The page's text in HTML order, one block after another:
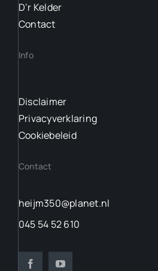
D’r Kelder
Contact
Info
Disclaimer
Privacyverklaring
Cookiebeleid
Contact
heijm350@planet.nl
045 54 52 610